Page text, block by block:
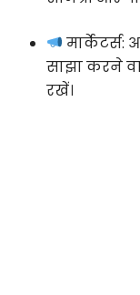
मार्केटर्स:
साझा करने
रखें।